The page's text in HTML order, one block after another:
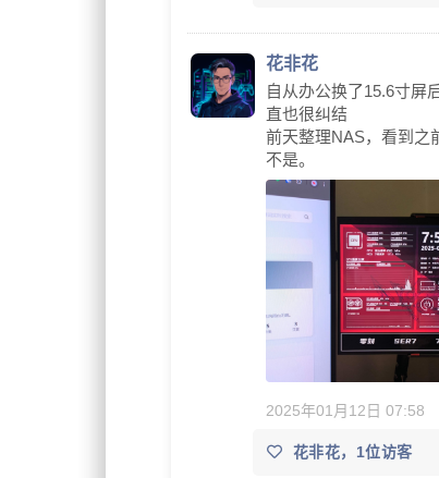
花非花
自从办公换了15.6寸屏
直也很纠结
前天整理NAS，看到之
不是。
2025年01月12日 07:58
花非花，1位访客